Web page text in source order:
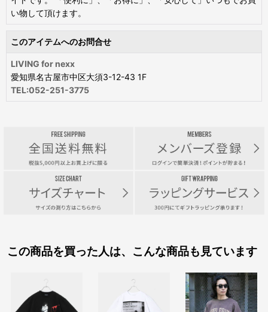
い物して頂けます。
このアイテムへのお問合せ
LIVING for nexx
愛知県名古屋市中区大須3-12-43 1F
TEL:052-251-3775
この商品を買った人は、こんな商品も見ています